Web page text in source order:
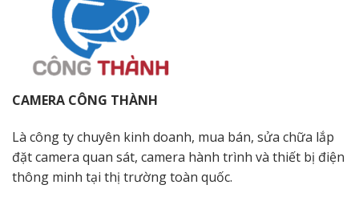
CAMERA CÔNG THÀNH
Là công ty chuyên kinh doanh, mua bán, sửa chữa lắp
đặt camera quan sát, camera hành trình và thiết bị điện
thông minh tại thị trường toàn quốc.